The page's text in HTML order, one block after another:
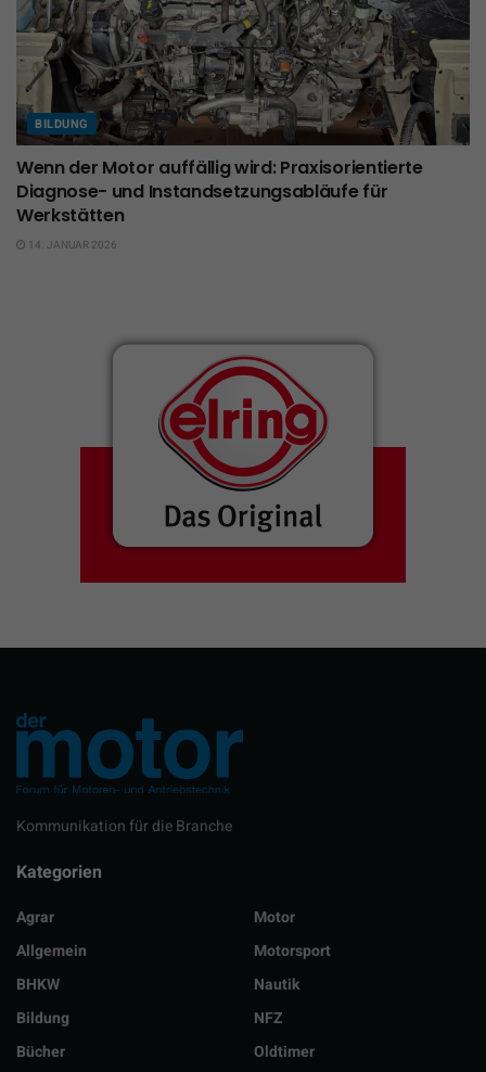
BILDUNG
Wenn der Motor auffällig wird: Praxisorientierte
Diagnose- und Instandsetzungsabläufe für
Werkstätten
14. JANUAR 2026
Kommunikation für die Branche
Kategorien
Agrar
Allgemein
BHKW
Bildung
Bücher
Motor
Motorsport
Nautik
NFZ
Oldtimer